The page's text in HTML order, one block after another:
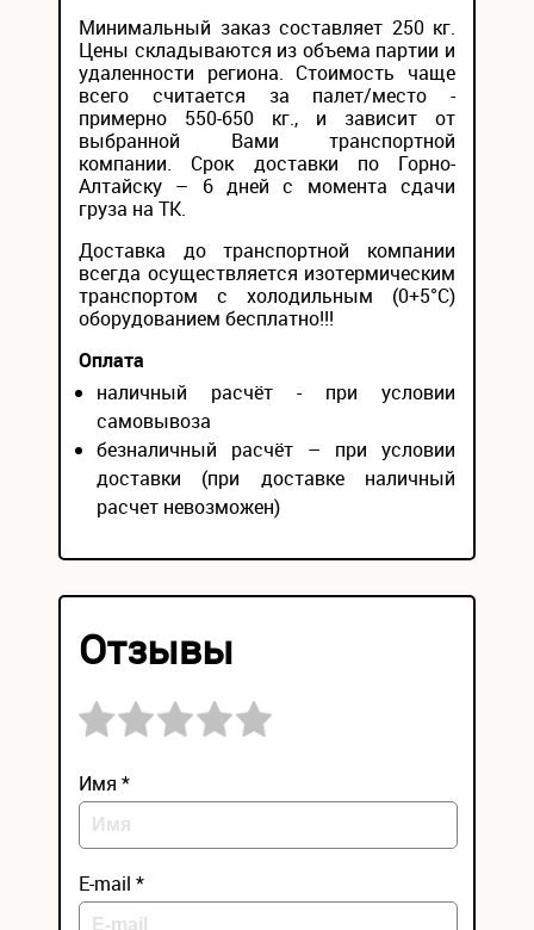
Минимальный заказ составляет 250 кг.
Цены складываются из объема партии и
удаленности региона. Стоимость чаще
всего считается за палет/место -
примерно 550-650 кг., и зависит от
выбранной Вами транспортной
компании. Срок доставки по Горно-
Алтайску – 6 дней с момента сдачи
груза на ТК.
Доставка до транспортной компании
всегда осуществляется изотермическим
транспортом с холодильным (0+5°С)
оборудованием бесплатно!!!
Оплата
наличный расчёт - при условии
самовывоза
безналичный расчёт – при условии
доставки (при доставке наличный
расчет невозможен)
Отзывы
Имя *
E-mail *